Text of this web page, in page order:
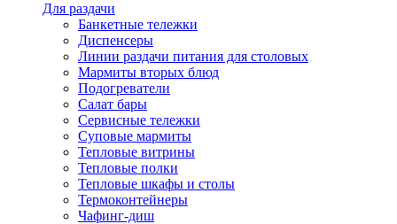
Для раздачи
Банкетные тележки
Диспенсеры
Линии раздачи питания для столовых
Мармиты вторых блюд
Подогреватели
Салат бары
Сервисные тележки
Суповые мармиты
Тепловые витрины
Тепловые полки
Тепловые шкафы и столы
Термоконтейнеры
Чафинг-диш